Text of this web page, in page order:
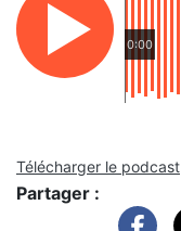
0:00
Télécharger le podcast
Partager :